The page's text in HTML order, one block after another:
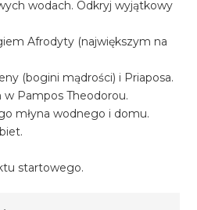
wodach. Odkryj wyjątkowy
Afrodyty (największym na
(bogini mądrości) i Priaposa.
Pampos Theodorou.
młyna wodnego i domu.
startowego.